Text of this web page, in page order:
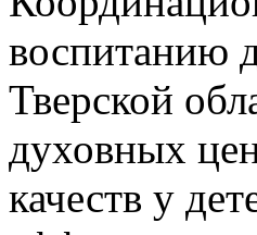
воспитанию
Тверской
духовных
качеств у